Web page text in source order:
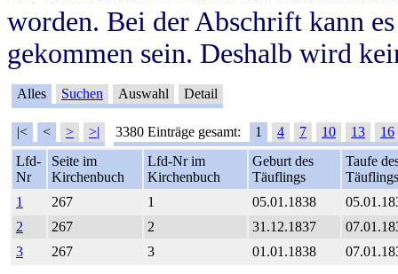
worden. Bei der Abschrift kann
gekommen sein. Deshalb wird
Alles Suchen Auswahl Detail
|< < > >| 3380 Einträge gesamt: 1 4 7 10 13
16
Lfd-
Nr
Seite im
Kirchenbuch
Lfd-Nr im
Kirchenbuch
Geburt des
Täuflings
Taufe
Täuflings
1
267 1 05.01.1838
2
267 2 31.12.1837
3
267 3 01.01.1838